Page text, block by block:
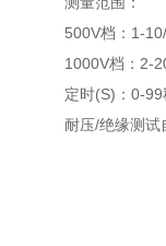
500V档：1-
1000V档：2-
定时(S)：0-
耐压/绝缘测试